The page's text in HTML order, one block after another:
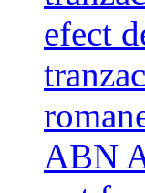
efect
ABN